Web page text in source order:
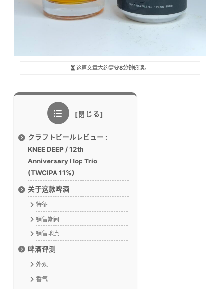
这篇文章大约需要8分钟阅读。
クラフトビールレビュー :
KNEE DEEP / 12th
Anniversary Hop Trio
(TWCIPA 11%)
关于这款啤酒
特征
销售期间
销售地点
啤酒评测
外观
香气